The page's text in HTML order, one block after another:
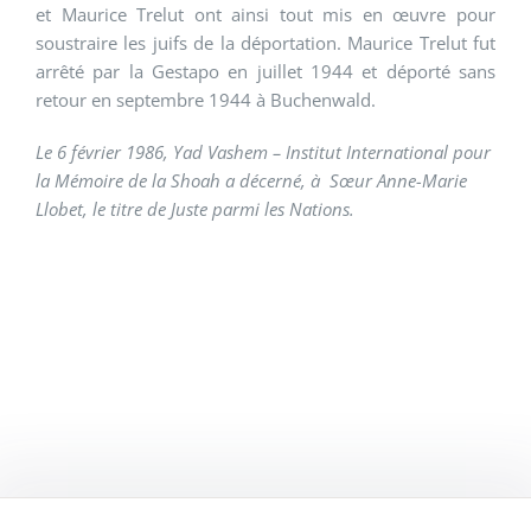
et Maurice Trelut ont ainsi tout mis en œuvre pour
soustraire les juifs de la déportation. Maurice Trelut fut
arrêté par la Gestapo en juillet 1944 et déporté sans
retour en septembre 1944 à Buchenwald.
Le 6 février 1986, Yad Vashem – Institut International pour
la Mémoire de la Shoah a décerné, à Sœur Anne-Marie
Llobet, le titre de Juste parmi les Nations.